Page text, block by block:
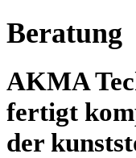
Beratung
AKMA
fertigt
der